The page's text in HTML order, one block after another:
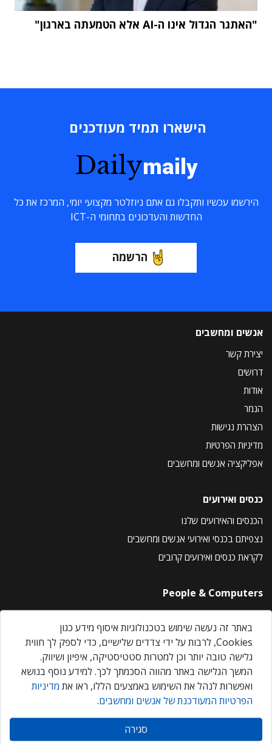
"האתגר הגדול אינו ה-AI אלא הטמעתה בארגון"
הישארו תמיד מעודכנים
Dailymaily
הירשמו עכשיו ותקבלו גם אתם ניוזלטר מקצועי יומי, המרכז את כל
החדשות והעדכונים בתחומי ה-ICT
הרשמה
אנשים ומחשבים
יצירת קשר
דרושים
אודות
הנמר
הצהרת נגישות
מדיניות הפרטיות
אפליקציה אנשים ומחשבים
כנסים ואירועים
הכנסים והאירועים שלנו
נצפיתם בכנסי ואירועי אנשים ומחשבים
לקראת כנסים ואירועים קרובים
People & Computers
About Us
Privacy Policy
Contact Us
Our Events
אנשים ומחשבים © 2026 – כל הזכויות שמורות
באתר זה נעשה שימוש בטכנולוגיות איסוף מידע כגון
Cookies, לרבות על ידי צדדים שלישיים, כדי לספק לך חווית
גלישה טובה יותר וכן למטרות סטטיסטיקה, איפיון ושיווק.
המשך הגלישה באתר מהווה הסכמתך לכך. למידע נוסף בנושא
ואפשרות לנהל את השימוש באמצעים הללו, ראו את מדיניות
הפרטיות המעודכנת של אנשים ומחשבים.
סגירה